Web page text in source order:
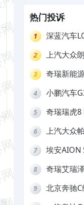
热门投诉
1
深蓝汽车
2
上汽大众
3
奇瑞新能
拒绝三电
4
小鹏汽车
5
奇瑞瑞虎8
6
上汽大众
7
埃安AION
8
奇瑞艾瑞
9
北京奔驰